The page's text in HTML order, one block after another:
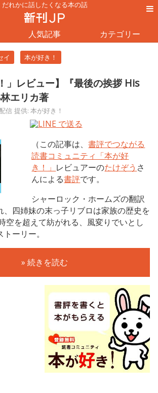
だれかに話したくなる本の話
人気記事 カテゴリー
イ 本が好き！
」レビュー】『最後の挨拶 His
エリカ著
信 提供: 本が好き！
（この記事は、書評でつながる
読書コミュニティ「本が好
き！」 レビュアーのたけぞう さ
んによる書評です。
シャーロック・ホームズの翻訳
、四姉妹の末っ子リブロは家族の歴史を
空を超えて紡がれる、風変りでいとし
ーリー。
» 続きを読む